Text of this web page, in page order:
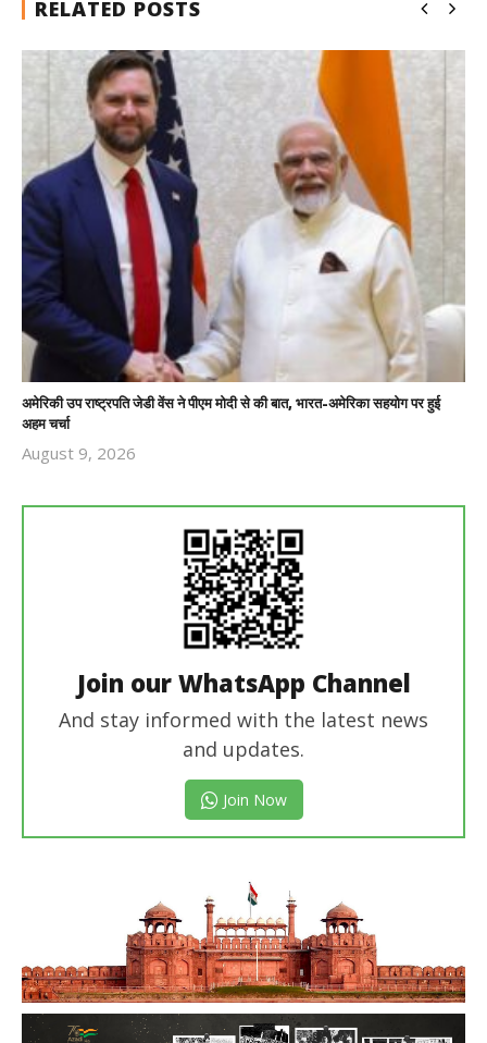
RELATED POSTS
अमेरिकी उप राष्ट्रपति जेडी वेंस ने पीएम मोदी से की बात, भारत-अमेरिका सहयोग पर हुई
अहम चर्चा
August 9, 2026
Join our WhatsApp Channel
And stay informed with the latest news
and updates.
Join Now